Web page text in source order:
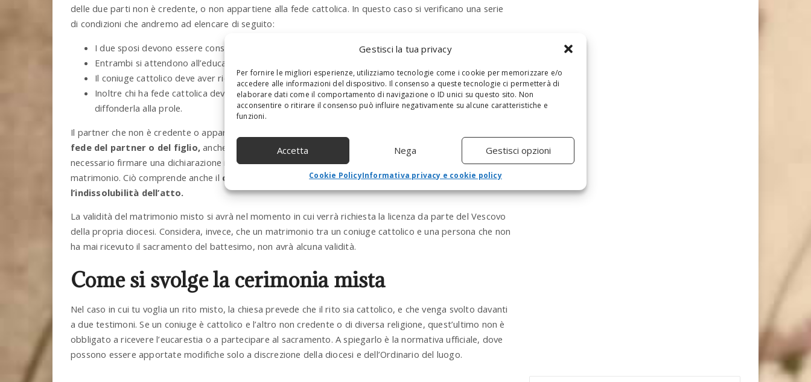
Gestisci la tua privacy
Per fornire le migliori esperienze, utilizziamo tecnologie come i cookie per memorizzare e/o
accedere alle informazioni del dispositivo. Il consenso a queste tecnologie ci permetterà di
elaborare dati come il comportamento di navigazione o ID unici su questo sito. Non
acconsentire o ritirare il consenso può influire negativamente su alcune caratteristiche e
funzioni.
Accetta Nega Gestisci opzioni
Cookie PolicyInformativa privacy e cookie policy
delle due parti non è credente, o non appartiene alla fede cattolica. In questo caso si verificano una serie
di condizioni che andremo ad elencare di seguito:
I due sposi devono essere consapevoli di quali sono le proprietà essenziali del matrimonio;
Entrambi si attendono all’educazione dei figli alla fede cattolica;
Il coniuge cattolico deve aver ricevuto i sacramenti del battesimo, con comunione e cresima;
Inoltre chi ha fede cattolica deve promettere di non lasciare la sua religione e impegnarsi per
diffonderla alla prole.
Il partner che non è credente o appartiene a un’altra religione, dovrà promettere di
fede del partner o del figlio, anche se non sarà costretto a convertirsi al cristianesimo. Sarà inoltre
necessario firmare una dichiarazione in cui si sostiene di accettare quelli che sono i valori naturali del
matrimonio. Ciò comprende anche il concetto di fecondazione, dell’unicità, l’esclusività e
l’indissolubilità dell’atto.
La validità del matrimonio misto si avrà nel momento in cui verrà richiesta la licenza da parte del Vescovo
della propria diocesi. Considera, invece, che un matrimonio tra un coniuge cattolico e una persona che non
ha mai ricevuto il sacramento del battesimo, non avrà alcuna validità.
Come si svolge la cerimonia mista
Nel caso in cui tu voglia un rito misto, la chiesa prevede che il rito sia cattolico, e che venga svolto davanti
a due testimoni. Se un coniuge è cattolico e l’altro non credente o di diversa religione, quest’ultimo non è
obbligato a ricevere l’eucarestia o a partecipare al sacramento. A spiegarlo è la normativa ufficiale, dove
possono essere apportate modifiche solo a discrezione della diocesi e dell’Ordinario del luogo.